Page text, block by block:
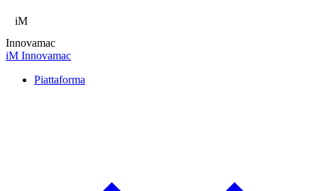
iM
Innovamac
iM Innovamac
Piattaforma